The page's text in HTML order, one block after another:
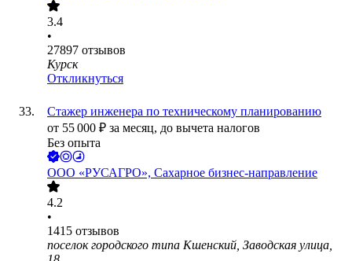
3.4
•
27897 отзывов
Курск
Откликнуться
Стажер инженера по техническому планированию
от 55 000 ₽ за месяц, до вычета налогов
Без опыта
ООО «РУСАГРО», Сахарное бизнес-направление
4.2
•
1415 отзывов
поселок городского типа Кшенский, Заводская улица,